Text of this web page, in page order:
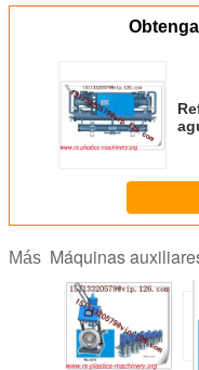
Más Máquinas